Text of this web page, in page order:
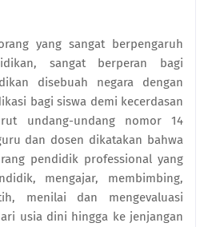
yang sangat berpengaruh
sangat berperan bagi
disebuah negara dengan
bagi siswa demi kecerdasan
undang-undang nomor 14
dan dosen dikatakan bahwa
pendidik professional yang
mengajar, membimbing,
menilai dan mengevaluasi
usia dini hingga ke jenjangan